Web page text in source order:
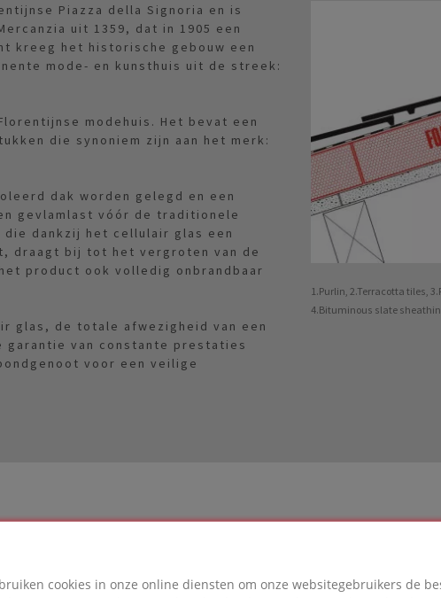
cookies in onze online diensten om onze websitegebruikers de
Piazza della Signoria en is
uit 1359, dat in 1905 een
kreeg het historische gebouw een
mode- en kunsthuis uit de streek:
modehuis. Het bevat een
die synoniem zijn aan het merk:
dak worden gelegd en een
gevlamlast vóór de traditionele
dankzij het cellulair glas een
draagt bij tot het vergroten van de
product ook volledig onbrandbaar
glas, de totale afwezigheid van een
van constante prestaties
voor een veilige
1.Purlin, 2.Terracotta tiles,
4.Bituminous slate